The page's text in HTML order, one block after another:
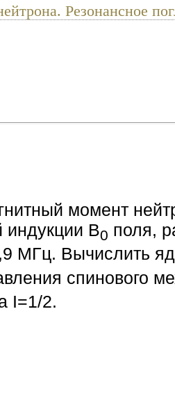
Резонансное
момент
индукции В0 поля,
МГц. Вычислить
спинового
I=1/2.